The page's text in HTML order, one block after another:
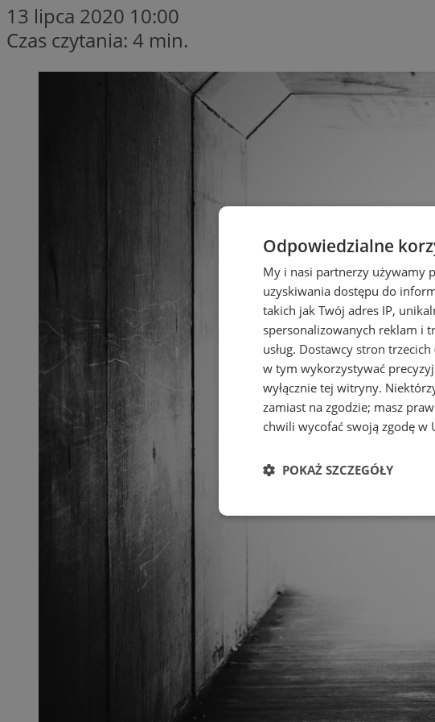
13 lipca 2020 10:00
Czas czytania: 4 min.
Odpowiedzialne
My i nasi partnerzy używamy
uzyskiwania dostępu do
takich jak Twój adres IP,
spersonalizowanych reklam i
usług. Dostawcy stron trzecich
w tym wykorzystywać
wyłącznie tej witryny.
zamiast na zgodzie; masz
chwili wycofać swoją zgodę w
POKAŻ SZCZEGÓŁY
Niezbędne
Niezbędne pliki cookie umożliwiają
zarządzanie kontem. Bez